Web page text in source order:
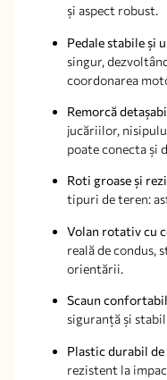
și aspect robust.
Pedale stabile și
singur,
coordonarea
Remorcă
jucăriilor,
poate conecta și
Roti groase și
tipuri de teren:
Volan rotativ cu
reală de condus,
orientării.
Scaun
siguranță și
Plastic durabil
rezistent la